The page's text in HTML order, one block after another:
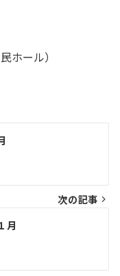
ール）
次の記事
月